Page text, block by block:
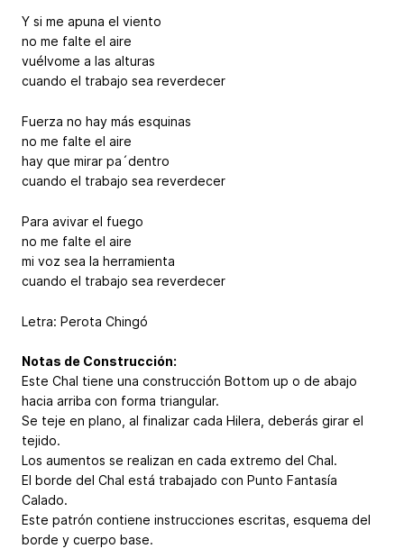
Y si me apuna el viento
no me falte el aire
vuélvome a las alturas
cuando el trabajo sea reverdecer
Fuerza no hay más esquinas
no me falte el aire
hay que mirar pa´dentro
cuando el trabajo sea reverdecer
Para avivar el fuego
no me falte el aire
mi voz sea la herramienta
cuando el trabajo sea reverdecer
Letra: Perota Chingó
Notas de Construcción:
Este Chal tiene una construcción Bottom up o de abajo
hacia arriba con forma triangular.
Se teje en plano, al finalizar cada Hilera, deberás girar el
tejido.
Los aumentos se realizan en cada extremo del Chal.
El borde del Chal está trabajado con Punto Fantasía
Calado.
Este patrón contiene instrucciones escritas, esquema del
borde y cuerpo base.